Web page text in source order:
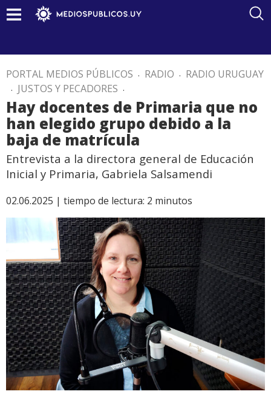
PORTAL MEDIOS PÚBLICOS . RADIO . RADIO URUGUAY
. JUSTOS Y PECADORES .
Hay docentes de Primaria que no
han elegido grupo debido a la
baja de matrícula
Entrevista a la directora general de Educación
Inicial y Primaria, Gabriela Salsamendi
02.06.2025 | tiempo de lectura: 2 minutos